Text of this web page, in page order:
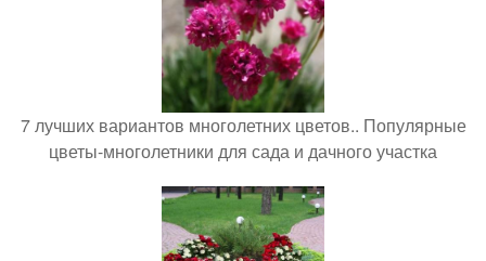
7 лучших вариантов многолетних цветов.. Популярные
цветы-многолетники для сада и дачного участка